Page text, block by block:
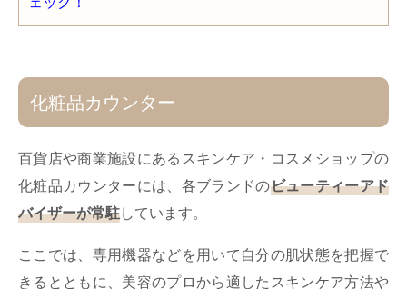
化粧品カウンター
百貨店や商業施設にあるスキンケア・コスメショップの
化粧品カウンターには、各ブランドのビューティーアド
バイザーが常駐しています。
ここでは、専用機器などを用いて自分の肌状態を把握で
きるとともに、美容のプロから適したスキンケア方法や